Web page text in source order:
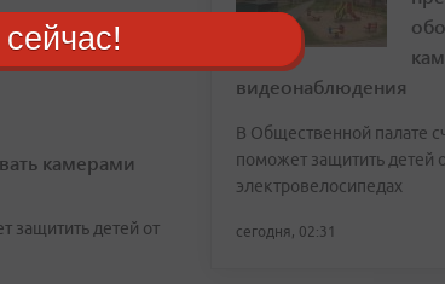
камерами
защитить детей от
видеонаблюдения
В Общественной палате
поможет защитить детей
электровелосипедах
сегодня, 02:31